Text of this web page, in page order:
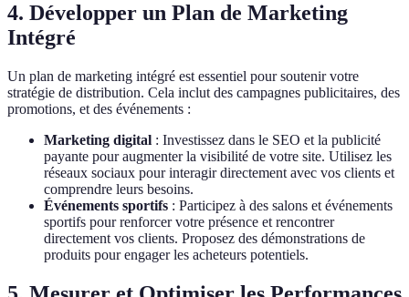
4. Développer un Plan de Marketing
Intégré
Un plan de marketing intégré est essentiel pour soutenir votre
stratégie de distribution. Cela inclut des campagnes publicitaires, des
promotions, et des événements :
Marketing digital : Investissez dans le SEO et la publicité
payante pour augmenter la visibilité de votre site. Utilisez les
réseaux sociaux pour interagir directement avec vos clients et
comprendre leurs besoins.
Événements sportifs : Participez à des salons et événements
sportifs pour renforcer votre présence et rencontrer
directement vos clients. Proposez des démonstrations de
produits pour engager les acheteurs potentiels.